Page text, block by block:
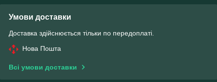
Умови доставки
Доставка здійснюється тільки по передоплаті.
Нова Пошта
Всі умови доставки